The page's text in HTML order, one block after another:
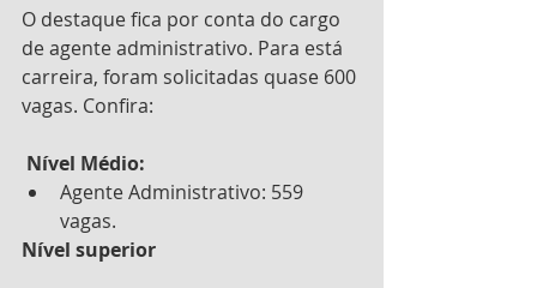
O destaque fica por conta do cargo
de agente administrativo. Para está
carreira, foram solicitadas quase 600
vagas. Confira:
Nível Médio:
Agente Administrativo: 559
vagas.
Nível superior